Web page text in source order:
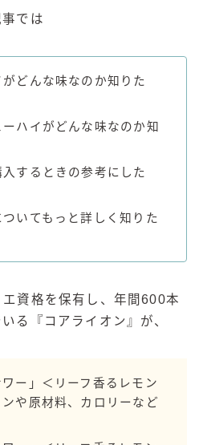
ト
ツァー）
ー
）
では
どんな味なのか知りた
ハイがどんな味なのか知
するときの参考にした
いてもっと詳しく知りた
資格を保有し、年間600本
る『コアライオン』が、
ワー」＜リーフ香るレモン
や原材料、カロリーなど